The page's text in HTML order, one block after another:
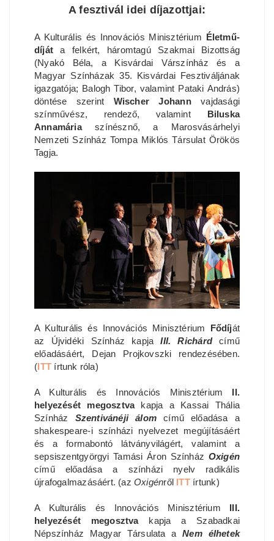
A fesztivál idei díjazottjai:
A Kulturális és Innovációs Minisztérium Életmű-
díját a felkért, háromtagú Szakmai Bizottság
(Nyakó Béla, a Kisvárdai Várszínház és a
Magyar Színházak 35. Kisvárdai Fesztiváljának
igazgatója; Balogh Tibor, valamint Pataki András)
döntése szerint Wischer Johannvajdasági
színművész, rendező, valamintBiluska
Annamáriaszínésznő, a Marosvásárhelyi
Nemzeti Színház Tompa Miklós Társulat Örökös
Tagja.
A Kulturális és Innovációs Minisztérium Fődíját
az Újvidéki Színház kapjaIII. Richárdcímű
előadásáért, Dejan Projkovszki rendezésében.
(ITT írtunk róla)
A Kulturális és Innovációs Minisztérium II.
helyezését megosztvakapja a Kassai Thália
Színház Szentivánéji álom című előadása a
shakespeare-i színházi nyelvezet megújításáért
és a formabontó látványvilágért, valamint a
sepsiszentgyörgyi Tamási Áron Színház Oxigén
című előadása a színházi nyelv radikális
újrafogalmazásáért. (azOxigénről ITT írtunk)
A Kulturális és Innovációs Minisztérium III.
helyezését megosztvakapja a Szabadkai
Népszínház Magyar Társulata aNem élhetek